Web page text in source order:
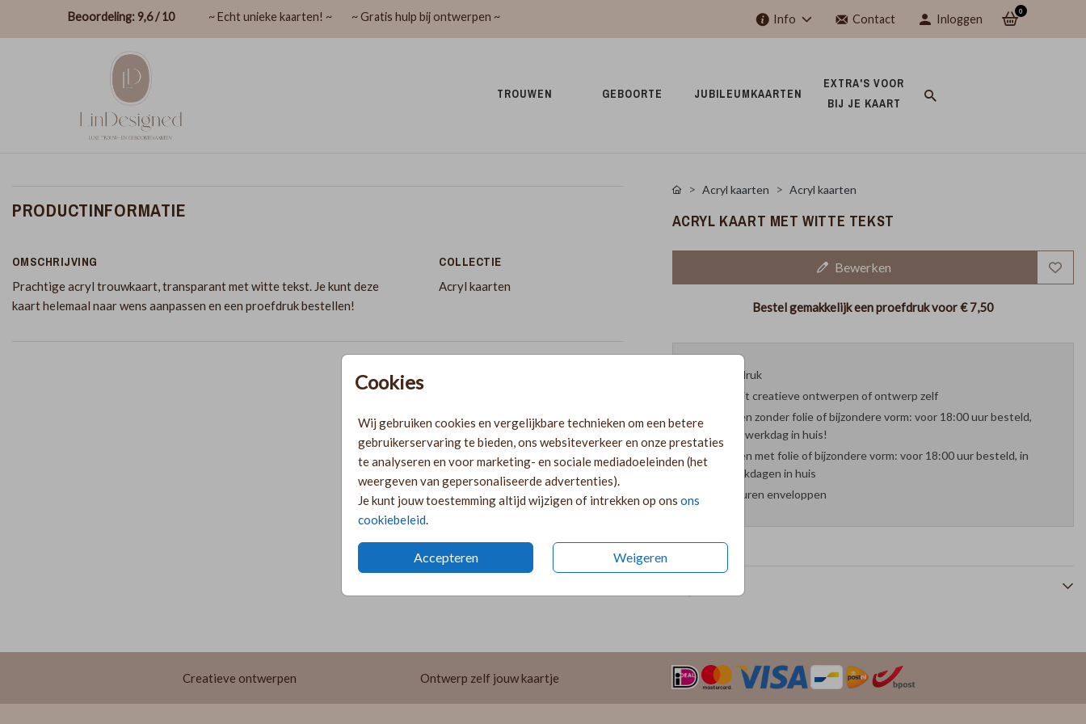
Beoordeling: 9,6 / 10 ~ Echt unieke kaarten! ~ ~ Gratis hulp bij ontwerpen ~ Info Contact Inloggen
0
TROUWEN GEBOORTE JUBILEUMKAARTEN
EXTRA'S VOOR
BIJ JE KAART
Cookies
Wij gebruiken cookies en vergelijkbare technieken om een betere
gebruikerservaring te bieden, ons websiteverkeer en onze prestaties
te analyseren en voor marketing- en sociale mediadoeleinden (het
weergeven van gepersonaliseerde advertenties).
Je kunt jouw toestemming altijd wijzigen of intrekken op ons ons
cookiebeleid
Accepteren Weigeren
PRODUCTINFORMATIE
OMSCHRIJVING
Prachtige acryl trouwkaart, transparant met witte tekst. Je kunt deze
kaart helemaal naar wens aanpassen en een proefdruk bestellen!
COLLECTIE
Acryl kaarten
Acryl kaarten Acryl kaarten
ACRYL KAART MET WITTE TEKST
Bewerken
Bestel gemakkelijk een proefdruk voor€ 7,50
Proefdruk
Kies uit creatieve ontwerpen of ontwerp zelf
Kaarten zonder folie of bijzondere vorm: voor 18:00 uur besteld,
volgende werkdag in huis!
Kaarten met folie of bijzondere vorm: voor 18:00 uur besteld, in
twee werkdagen in huis
29 kleuren enveloppen
Creatieve ontwerpen Ontwerp zelf jouw kaartje